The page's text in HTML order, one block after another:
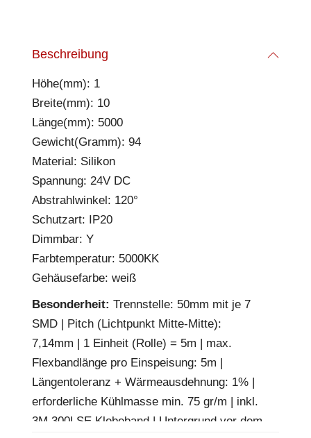
Beschreibung
Höhe(mm): 1
Breite(mm): 10
Länge(mm): 5000
Gewicht(Gramm): 94
Material: Silikon
Spannung: 24V DC
Abstrahlwinkel: 120°
Schutzart: IP20
Dimmbar: Y
Farbtemperatur: 5000KK
Gehäusefarbe: weiß
Besonderheit: Trennstelle: 50mm mit je 7
SMD | Pitch (Lichtpunkt Mitte-Mitte):
7,14mm | 1 Einheit (Rolle) = 5m | max.
Flexbandlänge pro Einspeisung: 5m |
Längentoleranz + Wärmeausdehnung: 1% |
erforderliche Kühlmasse min. 75 gr/m | inkl.
3M 300LSE Klebeband | Untergrund vor dem